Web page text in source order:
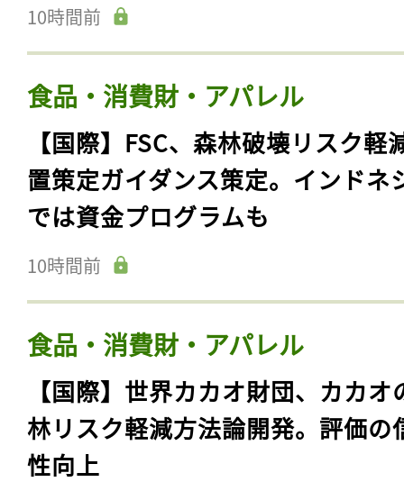
10時間前
食品・消費財・アパレル
【国際】FSC、森林破壊リスク軽
置策定ガイダンス策定。インドネ
では資金プログラムも
10時間前
食品・消費財・アパレル
【国際】世界カカオ財団、カカオ
林リスク軽減方法論開発。評価の
性向上